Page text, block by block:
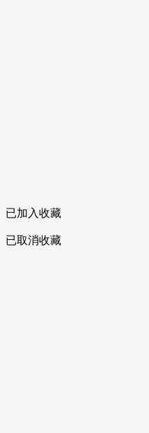
已加入收藏
已取消收藏